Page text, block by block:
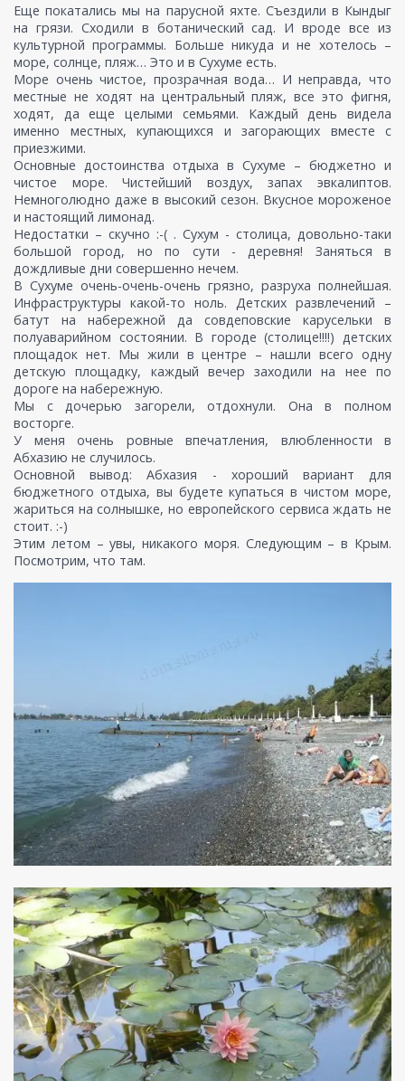
Еще покатались мы на парусной яхте. Съездили в Кындыг
на грязи. Сходили в ботанический сад. И вроде все из
культурной программы. Больше никуда и не хотелось –
море, солнце, пляж… Это и в Сухуме есть.
Море очень чистое, прозрачная вода… И неправда, что
местные не ходят на центральный пляж, все это фигня,
ходят, да еще целыми семьями. Каждый день видела
именно местных, купающихся и загорающих вместе с
приезжими.
Основные достоинства отдыха в Сухуме – бюджетно и
чистое море. Чистейший воздух, запах эвкалиптов.
Немноголюдно даже в высокий сезон. Вкусное мороженое
и настоящий лимонад.
Недостатки – скучно :-( . Сухум - столица, довольно-таки
большой город, но по сути - деревня! Заняться в
дождливые дни совершенно нечем.
В Сухуме очень-очень-очень грязно, разруха полнейшая.
Инфраструктуры какой-то ноль. Детских развлечений –
батут на набережной да совдеповские карусельки в
полуаварийном состоянии. В городе (столице!!!!) детских
площадок нет. Мы жили в центре – нашли всего одну
детскую площадку, каждый вечер заходили на нее по
дороге на набережную.
Мы с дочерью загорели, отдохнули. Она в полном
восторге.
У меня очень ровные впечатления, влюбленности в
Абхазию не случилось.
Основной вывод: Абхазия - хороший вариант для
бюджетного отдыха, вы будете купаться в чистом море,
жариться на солнышке, но европейского сервиса ждать не
стоит. :-)
Этим летом – увы, никакого моря. Следующим – в Крым.
Посмотрим, что там.